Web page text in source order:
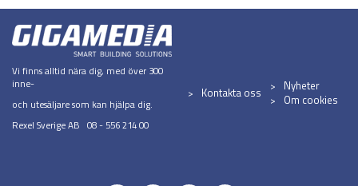
Vi finns alltid nära dig, med över 300
inne-
och utesäljare som kan hjälpa dig.
Rexel Sverige AB 08 - 556 214 00
Kontakta oss
Nyheter
Om cookies